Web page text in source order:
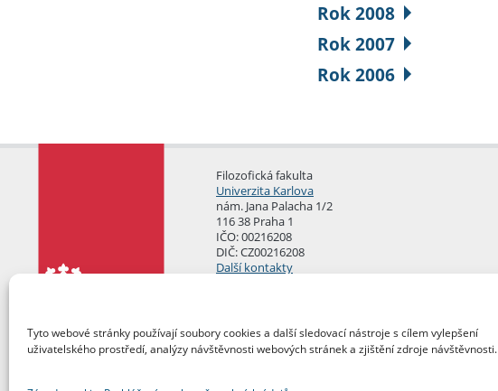
Tyto webové stránky používají soubory cookies a další sledovací nástroje s cílem vylepšení
uživatelského prostředí, analýzy návštěvnosti webových stránek a zjištění zdroje návštěvnosti.
Rok 2008
Rok 2007
Rok 2006
Filozofická fakulta
Univerzita Karlova
nám. Jana Palacha 1/2
116 38 Praha 1
IČO: 00216208
DIČ: CZ00216208
Další kontakty